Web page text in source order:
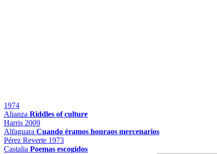
1974
Alianza Riddles of culture
Harris 2009
Alfaguara Cuando éramos honraos mercenarios
Pérez Reverte 1973
Castalia Poemas escogidos